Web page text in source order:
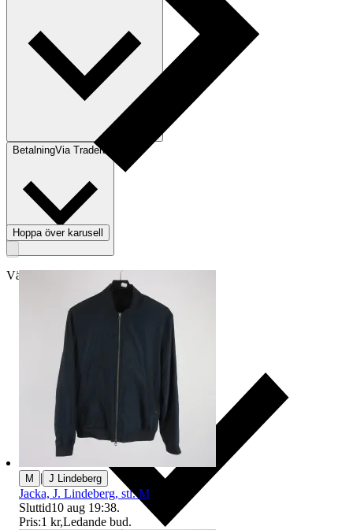
BetalningVia Tradera
Välj till köparskydd
Hoppa över karusell
M | J Lindeberg
Jacka, J. Lindeberg, stl. M
Sluttid10 aug 19:38.
Pris:1 kr,Ledande bud.